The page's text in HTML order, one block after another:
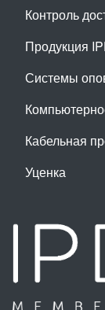
Контроль
Продукция
Системы
Кабельная
Уценка